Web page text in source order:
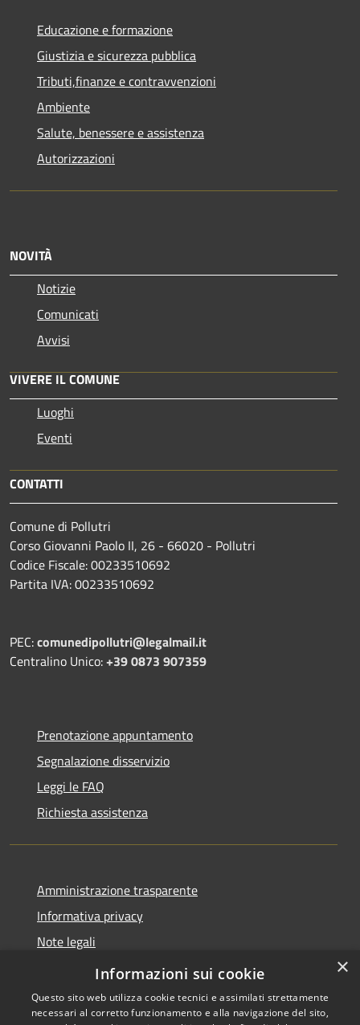
Educazione e formazione
Giustizia e sicurezza pubblica
Tributi,finanze e contravvenzioni
Ambiente
Salute, benessere e assistenza
Autorizzazioni
NOVITÀ
Notizie
Comunicati
Avvisi
VIVERE IL COMUNE
Luoghi
Eventi
CONTATTI
Comune di Pollutri
Corso Giovanni Paolo II, 26 - 66020 - Pollutri
Codice Fiscale: 00233510692
Partita IVA: 00233510692
PEC:comunedipollutri@legalmail.it
Centralino Unico:+39 0873 907359
Prenotazione appuntamento
Segnalazione disservizio
Leggi le FAQ
Richiesta assistenza
Amministrazione trasparente
Informativa privacy
Note legali
Dichiarazione di accessibilità
×
Informazioni sui cookie
Questo sito web utilizza cookie tecnici e assimilati strettamente
necessari al corretto funzionamento e alla navigazione del sito,